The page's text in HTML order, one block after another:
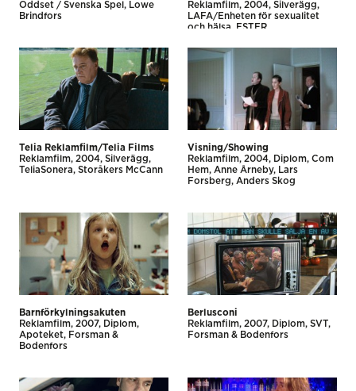
Oddset / Svenska Spel
Lowe
Brindfors
Reklamfilm 2004 Silverägg
LAFA/Enheten för sexualitet
och hälsa
ESTER
Telia Reklamfilm/Telia Films
Reklamfilm 2004 Silverägg
TeliaSonera
Storåkers McCann
Visning/Showing
Reklamfilm 2004 Diplom Com
Hem
Anne Årneby, Lars
Forsberg, Anders Skog
Barnförkylningsakuten
Reklamfilm 2007
Diplom
Apoteket
Forsman &
Bodenfors
Berlusconi
Reklamfilm 2007 Diplom SVT
Forsman & Bodenfors